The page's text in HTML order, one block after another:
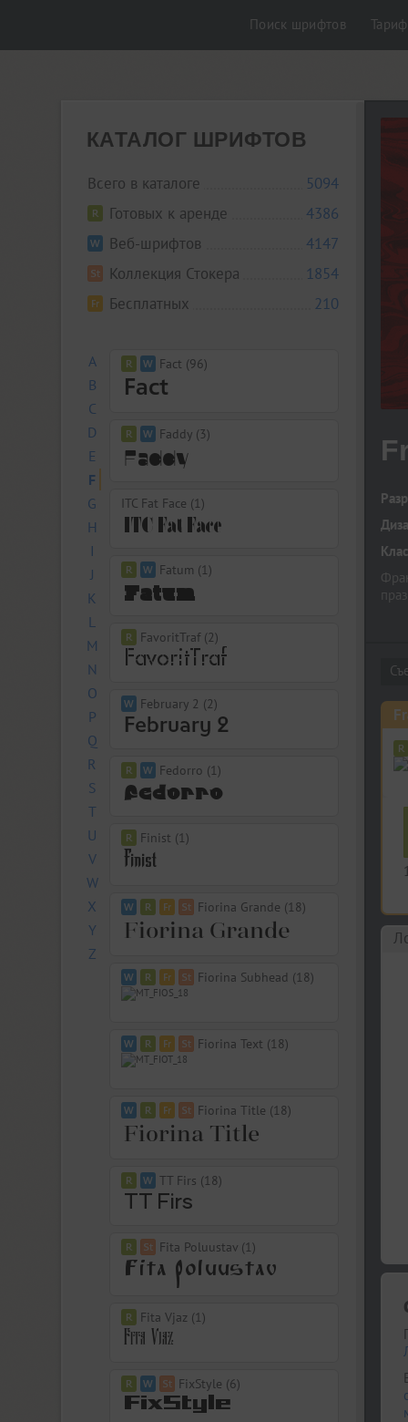
Поиск шрифтов
КАТАЛОГ ШРИФТОВ
Всего в каталоге
5094
Готовых к аренде
4386
Веб-шрифтов
4147
Коллекция Стокера
1854
Бесплатных
210
A
B
C
D
E
F
G
H
I
J
K
L
M
N
O
P
Q
R
S
T
U
V
W
X
Y
Z
Fact (96)
Faddy (3)
ITC Fat Face (1)
Fatum (1)
FavoritTraf (2)
February 2 (2)
Fedorro (1)
Finist (1)
Fiorina Grande (18)
Fiorina Subhead (18)
Fiorina Text (18)
Fiorina Title (18)
TT Firs (18)
Fita Poluustav (1)
Fita Vjaz (1)
FixStyle (6)